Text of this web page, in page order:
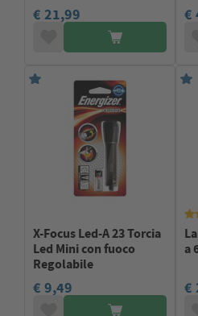
€ 21,99 €
X-Focus Led-A 23 Torcia
Led Mini con fuoco
Regolabile
€ 9,49
a
€